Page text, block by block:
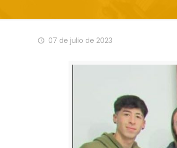
07 de julio de 2023